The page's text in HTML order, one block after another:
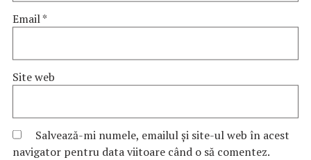
Email*
Site web
Salvează-mi numele, emailul și site-ul web în acest
navigator pentru data viitoare când o să comentez.